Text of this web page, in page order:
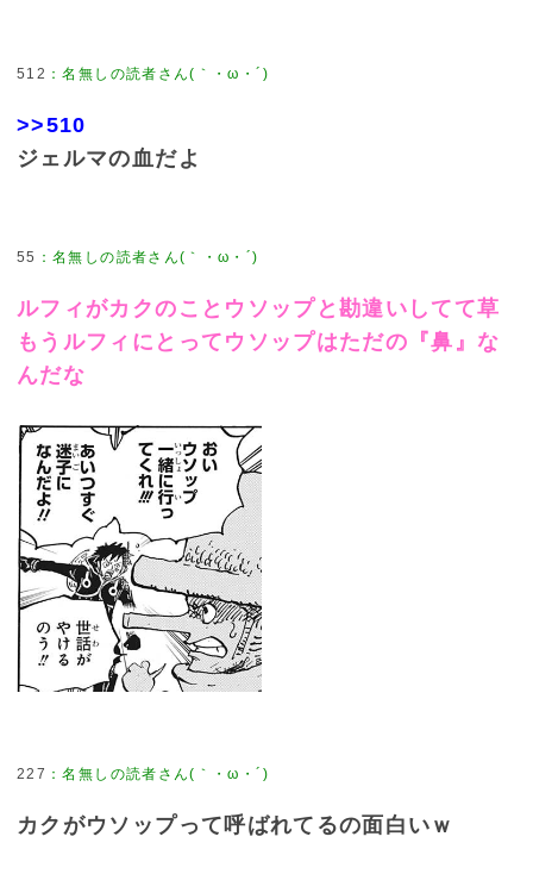
512 ：名無しの読者さん(｀・ω・´)
>>510
ジェルマの血だよ
55 ：名無しの読者さん(｀・ω・´)
ルフィがカクのことウソップと勘違いしてて草
もうルフィにとってウソップはただの『鼻』な
んだな
227 ：名無しの読者さん(｀・ω・´)
カクがウソップって呼ばれてるの面白いｗ